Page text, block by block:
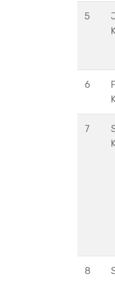
5
6
7
8